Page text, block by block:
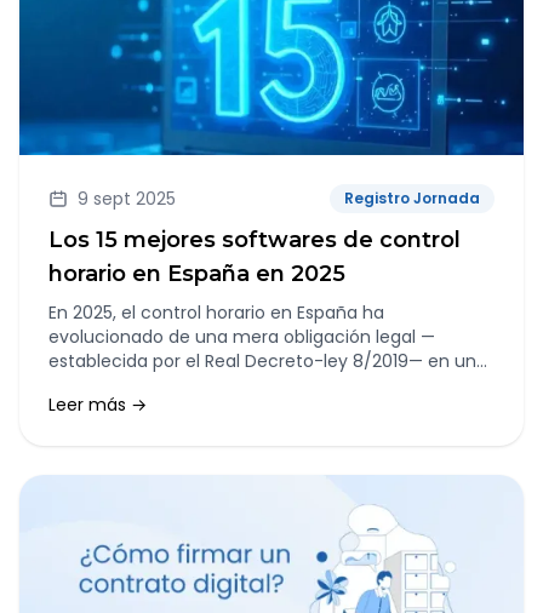
9 sept 2025 Registro Jornada
Los 15 mejores softwares de control
horario en España en 2025
En 2025, el control horario en España ha
evolucionado de una mera obligación legal —
establecida por el Real Decreto-ley 8/2019— en una
Leer más →